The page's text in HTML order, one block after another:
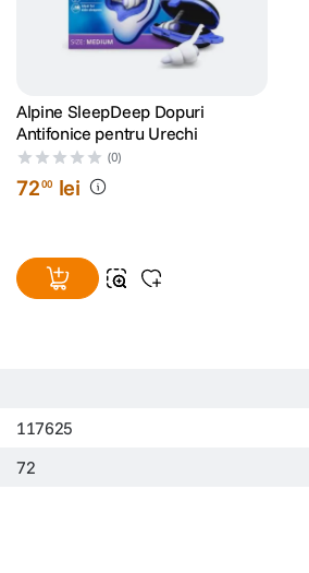
Alpine SleepDeep Dopuri
Antifonice pentru Urechi
(0)
7200 lei
117625
72